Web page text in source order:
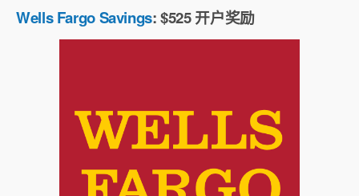
Wells Fargo Savings: $525 开户奖励